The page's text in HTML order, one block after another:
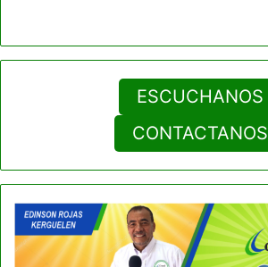
ESCUCHANOS
CONTACTANOS